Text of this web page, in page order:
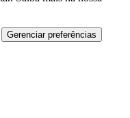
Gerenciar preferências